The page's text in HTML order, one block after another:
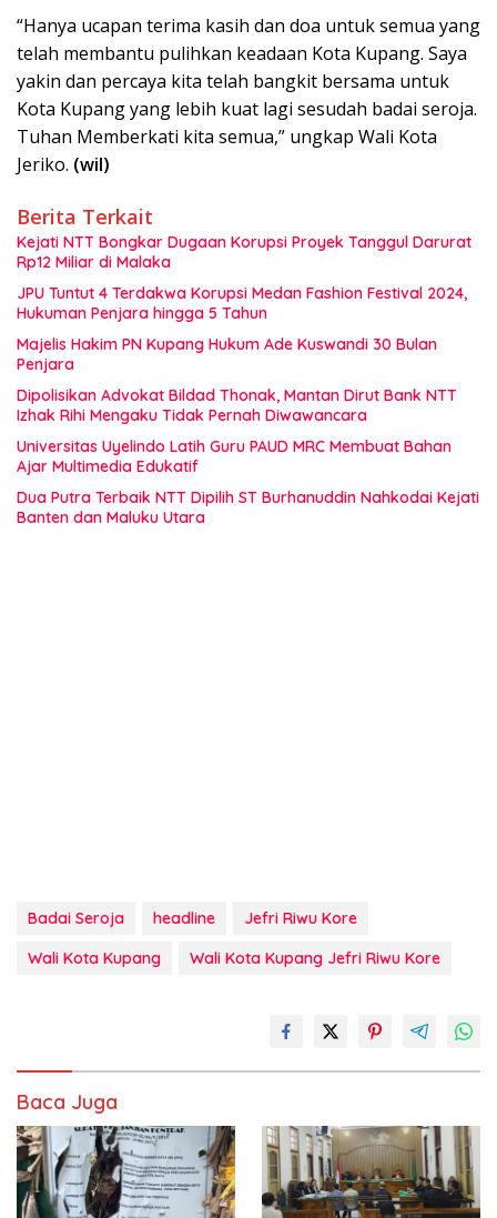
“Hanya ucapan terima kasih dan doa untuk semua yang
telah membantu pulihkan keadaan Kota Kupang. Saya
yakin dan percaya kita telah bangkit bersama untuk
Kota Kupang yang lebih kuat lagi sesudah badai seroja.
Tuhan Memberkati kita semua,” ungkap Wali Kota
Jeriko. (wil)
Berita Terkait
Kejati NTT Bongkar Dugaan Korupsi Proyek Tanggul Darurat
Rp12 Miliar di Malaka
JPU Tuntut 4 Terdakwa Korupsi Medan Fashion Festival 2024,
Hukuman Penjara hingga 5 Tahun
Majelis Hakim PN Kupang Hukum Ade Kuswandi 30 Bulan
Penjara
Dipolisikan Advokat Bildad Thonak, Mantan Dirut Bank NTT
Izhak Rihi Mengaku Tidak Pernah Diwawancara
Universitas Uyelindo Latih Guru PAUD MRC Membuat Bahan
Ajar Multimedia Edukatif
Dua Putra Terbaik NTT Dipilih ST Burhanuddin Nahkodai Kejati
Banten dan Maluku Utara
Badai Seroja headline
Jefri Riwu Kore
Wali Kota Kupang
Wali Kota Kupang Jefri Riwu Kore
Baca Juga